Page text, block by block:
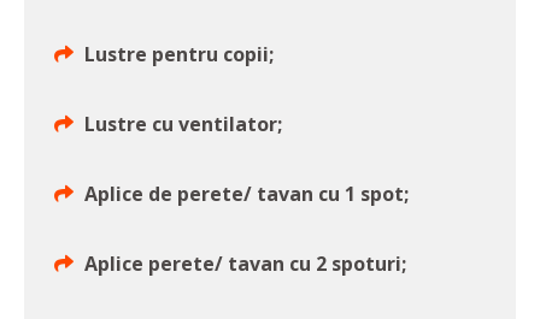
Lustre pentru copii;
Lustre cu ventilator;
Aplice de perete/ tavan cu 1 spot;
Aplice perete/ tavan cu 2 spoturi;